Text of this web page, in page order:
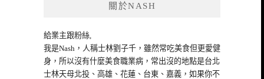
關於NASH
給業主跟粉絲,
我是Nash，人稱士林劉子千，雖然常吃美食但更愛健
身，所以沒有什麼美食職業病，常出沒的地點是台北
士林天母北投、高雄、花蓮、台東、嘉義，如果你不